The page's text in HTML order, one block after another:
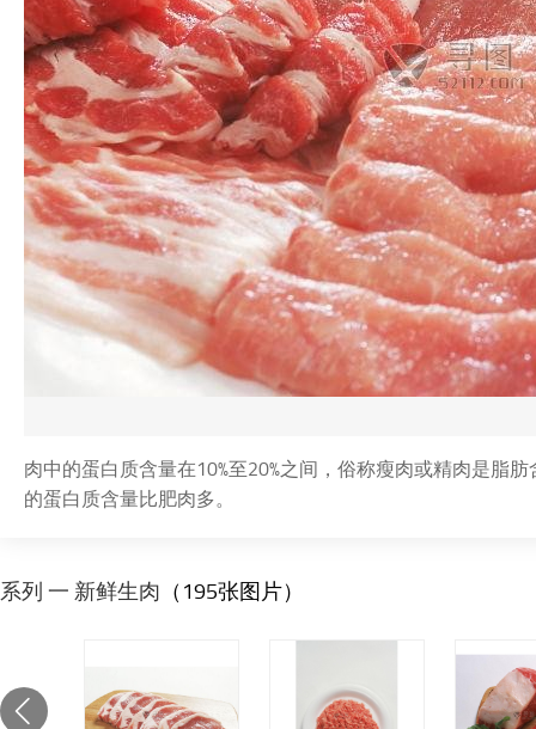
肉中的蛋白质含量在10%至20%之间，俗称瘦肉或精肉是脂
的蛋白质含量比肥肉多。
系列 一 新鲜生肉 （195张图片）